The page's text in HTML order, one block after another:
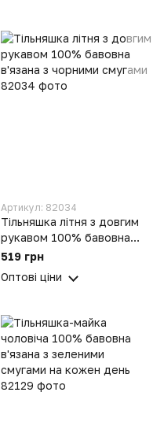
Артикул: 82034
Тільняшка літня з довгим
рукавом 100% бавовна
в'язана з чорними смугами
519 грн
Оптові ціни